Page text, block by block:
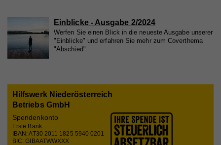
Einblicke - Ausgabe 2/2024
Werfen Sie einen Blick in die neueste Ausgabe unserer
"Einblicke" und erfahren Sie mehr zum Coverthema
"Abschied".
Hilfswerk Niederösterreich
Betriebs GmbH
Spendenkonto
Erste Bank
IBAN: AT30 2011 1825 5940 0201
BIC: GIBAATWWXXX
_gid
Anbieter Whatchado
Zweck
Registriert eine eindeutige ID, die verwendet wird,
um statistische Daten dazu, wie der Besucher die
Website nutzt, zu generieren.
Name _ga
Laufzeit 1 Tag
Zweck
Registriert eine eindeutige ID, die verwendet wird,